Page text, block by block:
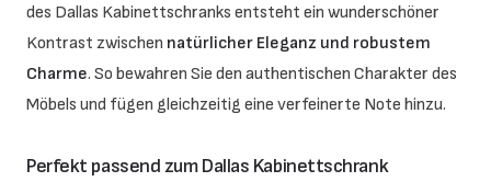
des Dallas Kabinettschranks entsteht ein wunderschöner
Kontrast zwischen natürlicher Eleganz und robustem
Charme. So bewahren Sie den authentischen Charakter des
Möbels und fügen gleichzeitig eine verfeinerte Note hinzu.
Perfekt passend zum Dallas Kabinettschrank